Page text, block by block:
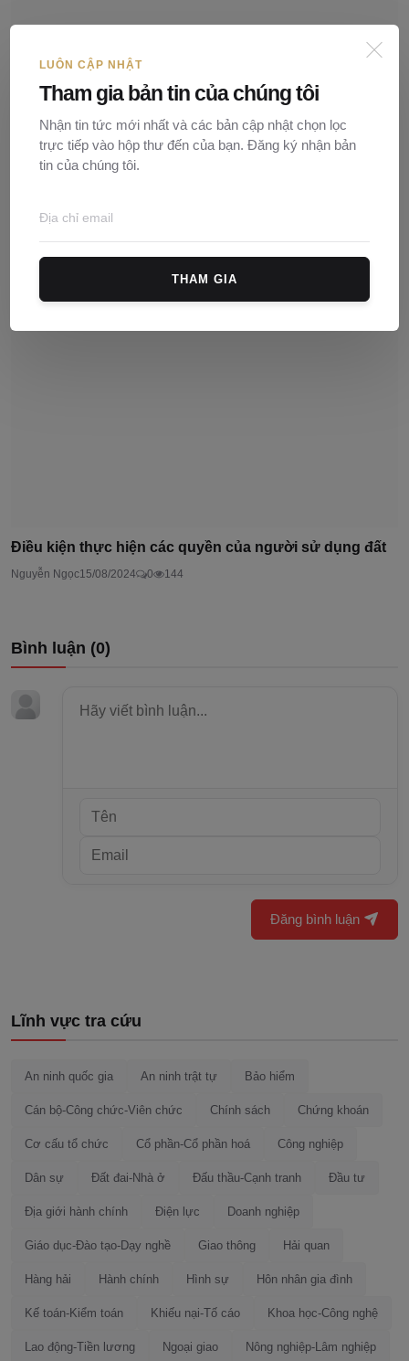
Công ty bán xe cho cá nhân có cần phải công chứng?
Điều kiện thực hiện các quyền của người sử dụng đất
Nguyễn Ngọc15/08/2024 0 144
Bình luận (0)
Đăng bình luận
Lĩnh vực tra cứu
An ninh quốc gia An ninh trật tự Bảo hiểm
Cán bộ-Công chức-Viên chức Chính sách Chứng khoán
Cơ cấu tổ chức Cổ phần-Cổ phần hoá Công nghiệp
Dân sự Đất đai-Nhà ở Đấu thầu-Cạnh tranh Đầu tư
Địa giới hành chính Điện lực Doanh nghiệp
Giáo dục-Đào tạo-Dạy nghề Giao thông Hải quan
Hàng hải Hành chính Hình sự Hôn nhân gia đình
Kế toán-Kiểm toán Khiếu nại-Tố cáo Khoa học-Công nghệ
Lao động-Tiền lương Ngoại giao Nông nghiệp-Lâm nghiệp
LUÔN CẬP NHẬT
Tham gia bản tin của chúng tôi
Nhận tin tức mới nhất và các bản cập nhật chọn lọc
trực tiếp vào hộp thư đến của bạn. Đăng ký nhận bản
tin của chúng tôi.
THAM GIA